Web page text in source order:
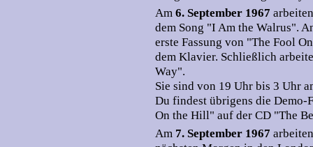
Am 6. September 1967
dem Song "I Am the Walrus".
erste Fassung von "The Fool
dem Klavier. Schließlich
Way".
Sie sind von 19 Uhr bis 3 Uhr
Du findest übrigens die Demo-
On the Hill" auf der CD "The
Am 7. September 1967